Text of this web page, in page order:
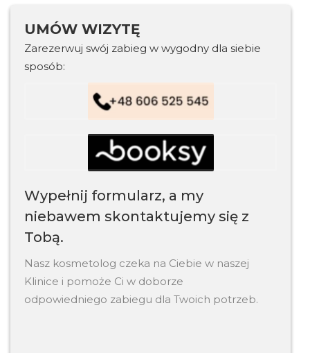
UMÓW WIZYTĘ
Zarezerwuj swój zabieg w wygodny dla siebie
sposób:
Wypełnij formularz, a my
niebawem skontaktujemy się z
Tobą.
Nasz kosmetolog czeka na Ciebie w naszej
Klinice i pomoże Ci w doborze
odpowiedniego zabiegu dla Twoich potrzeb.